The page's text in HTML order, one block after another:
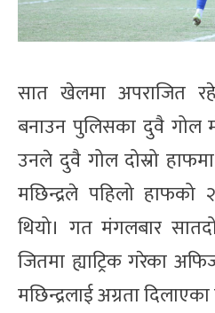
सात खेलमा अपराजित
बनाउन पुलिसका दुवै गोल
उनले दुवै गोल दोस्रो
मछिन्द्रले पहिलो
थियो। गत मंगलबार
जितमा ह्याट्रिक गरेका
मछिन्द्रलाई अग्रता दिलाएका